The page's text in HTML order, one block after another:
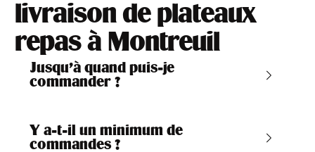
livraison de plateaux
repas à Montreuil
Jusqu’à quand puis-je
commander ?
Y a-t-il un minimum de
commandes ?